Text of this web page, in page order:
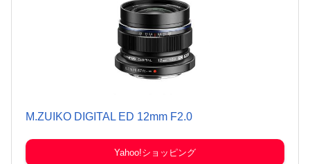
M.ZUIKO DIGITAL ED 12mm F2.0
Yahoo!ショッピング